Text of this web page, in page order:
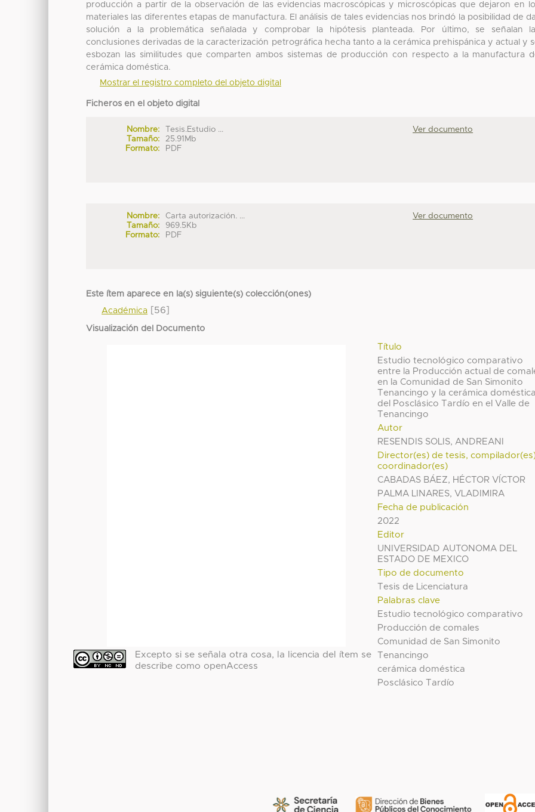
producción a partir de la observación de las evidencias macroscópicas y microscópicas que dejaron en
materiales las diferentes etapas de manufactura. El análisis de tales evidencias nos brindó la posibilidad de
solución a la problemática señalada y comprobar la hipótesis planteada. Por último, se señalan
conclusiones derivadas de la caracterización petrográfica hecha tanto a la cerámica prehispánica y actual y
esbozan las similitudes que comparten ambos sistemas de producción con respecto a la manufactura
cerámica doméstica.
Mostrar el registro completo del objeto digital
Ficheros en el objeto digital
Nombre:
Tesis.Estudio ...
Tamaño:
25.91Mb
Formato:
PDF
Ver documento
Nombre:
Carta autorización. ...
Tamaño:
969.5Kb
Formato:
PDF
Ver documento
Este ítem aparece en la(s) siguiente(s) colección(ones)
Académica [56]
Visualización del Documento
Título
Estudio tecnológico comparativo
entre la Producción actual de
en la Comunidad de San Simonito
Tenancingo y la cerámica doméstica
del Posclásico Tardío en el Valle de
Tenancingo
Autor
RESENDIS SOLIS, ANDREANI
Director(es) de tesis,
coordinador(es)
CABADAS BÁEZ, HÉCTOR VÍCTOR
PALMA LINARES, VLADIMIRA
Fecha de publicación
2022
Editor
UNIVERSIDAD AUTONOMA DEL
ESTADO DE MEXICO
Tipo de documento
Tesis de Licenciatura
Palabras clave
Estudio tecnológico comparativo
Producción de comales
Comunidad de San Simonito
Tenancingo
cerámica doméstica
Posclásico Tardío
Excepto si se señala otra cosa, la licencia del ítem se
describe como openAccess